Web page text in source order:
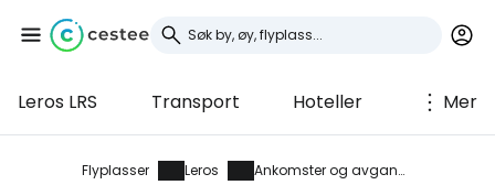
Leros LRS Transport Hoteller Mer
Flyplasser Leros Ankomster og avganger
Logg inn på Cestee
... det verdensomspennende